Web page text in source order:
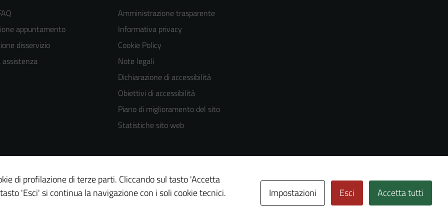
appuntamento
disservizio
assistenza
Amministrazione trasparente
Informativa privacy
Cookie Policy
Note legali
Dichiarazione di accessibilità
Obiettivi di accessibilità
Piano di miglioramento del sito
Statistiche sito web
di profilazione di terze parti. Cliccando sul tasto 'Accetta
'Esci' si continua la navigazione con i soli cookie tecnici.
Impostazioni Esci Accetta tutti
Tecnici